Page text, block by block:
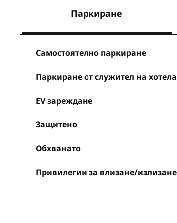
Паркиране
Самостоятелно паркиране
Паркиране от служител на хотела
EV зареждане
Защитено
Обхванато
Привилегии за влизане/излизане